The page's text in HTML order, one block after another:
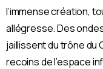
l’immense création,
allégresse. Des
jaillissent du trône du
recoins de l’espace